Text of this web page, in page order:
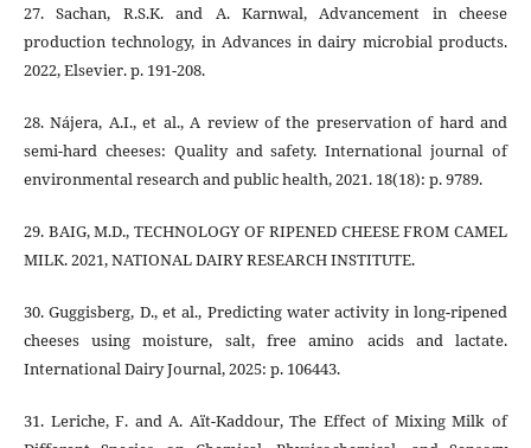
27. Sachan, R.S.K. and A. Karnwal, Advancement in cheese
production technology, in Advances in dairy microbial products.
2022, Elsevier. p. 191-208.
28. Nájera, A.I., et al., A review of the preservation of hard and
semi-hard cheeses: Quality and safety. International journal of
environmental research and public health, 2021. 18(18): p. 9789.
29. BAIG, M.D., TECHNOLOGY OF RIPENED CHEESE FROM CAMEL
MILK. 2021, NATIONAL DAIRY RESEARCH INSTITUTE.
30. Guggisberg, D., et al., Predicting water activity in long-ripened
cheeses using moisture, salt, free amino acids and lactate.
International Dairy Journal, 2025: p. 106443.
31. Leriche, F. and A. Aït-Kaddour, The Effect of Mixing Milk of